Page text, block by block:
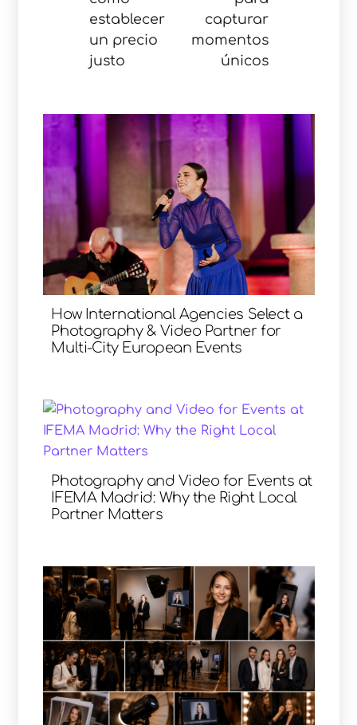
establecer
un precio
justo
capturar
momentos
únicos
How International Agencies Select a
Photography & Video Partner for
Multi-City European Events
Photography and Video for Events at
IFEMA Madrid: Why the Right Local
Partner Matters